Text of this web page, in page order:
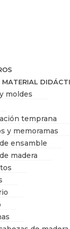
MATERIAL
moldes
temprana
y memoramas
ensamble
madera